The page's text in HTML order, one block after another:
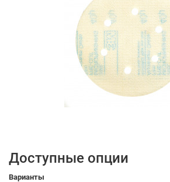
Доступные опции
Варианты